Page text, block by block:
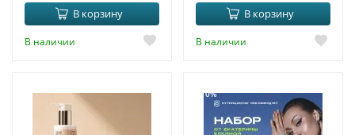
В корзину
В наличии
В корзину
В наличии
-10%